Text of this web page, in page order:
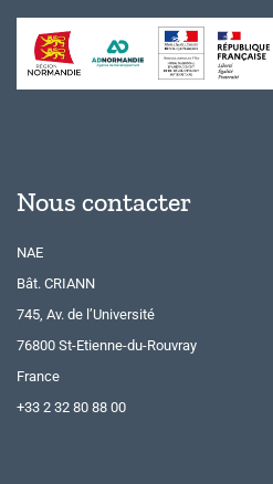
Nous contacter
NAE
Bât. CRIANN
745, Av. de l’Université
76800 St-Etienne-du-Rouvray
France
+33 2 32 80 88 00